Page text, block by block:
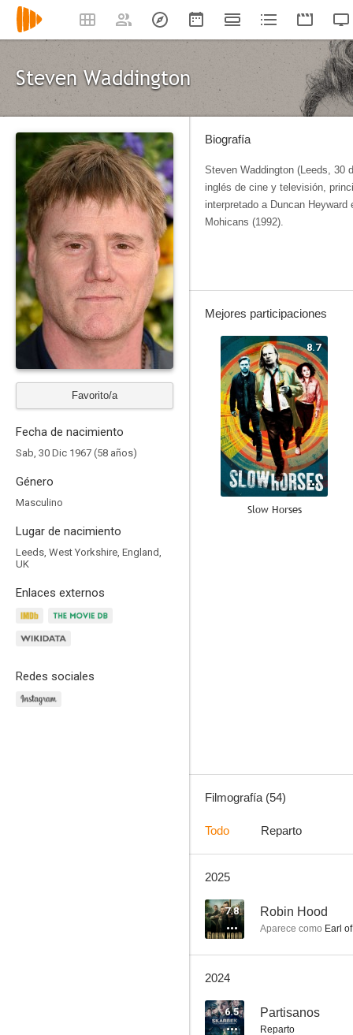
Steven Waddington
Favorito/a
Fecha de nacimiento
Sab, 30 Dic 1967 (58 años)
Género
Masculino
Lugar de nacimiento
Leeds, West Yorkshire, England,
UK
Enlaces externos
Redes sociales
Biografía
Steven Waddington (Leeds, 30
inglés de cine y televisión,
interpretado a Duncan
Mohicans (1992).
Mejores participaciones
8.7
Slow Horses
Filmografía (54)
Todo Reparto
2025
7.8 Robin Hood
Aparece como Earl
2024
6.5 Partisanos
Reparto